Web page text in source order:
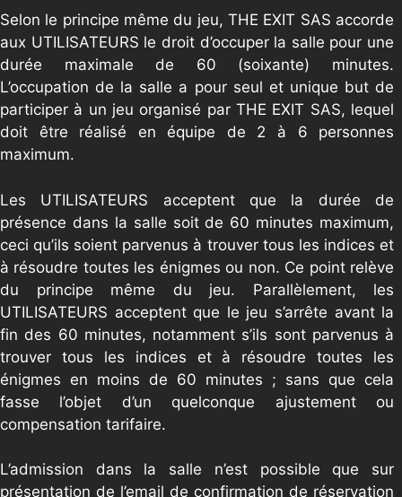
Selon le principe même du jeu, THE EXIT SAS accorde
aux UTILISATEURS le droit d’occuper la salle pour une
durée maximale de 60 (soixante) minutes.
L’occupation de la salle a pour seul et unique but de
participer à un jeu organisé par THE EXIT SAS, lequel
doit être réalisé en équipe de 2 à 6 personnes
maximum.
Les UTILISATEURS acceptent que la durée de
présence dans la salle soit de 60 minutes maximum,
ceci qu’ils soient parvenus à trouver tous les indices et
à résoudre toutes les énigmes ou non. Ce point relève
du principe même du jeu. Parallèlement, les
UTILISATEURS acceptent que le jeu s’arrête avant la
fin des 60 minutes, notamment s’ils sont parvenus à
trouver tous les indices et à résoudre toutes les
énigmes en moins de 60 minutes ; sans que cela
fasse l’objet d’un quelconque ajustement ou
compensation tarifaire.
L’admission dans la salle n’est possible que sur
présentation de l’email de confirmation de réservation